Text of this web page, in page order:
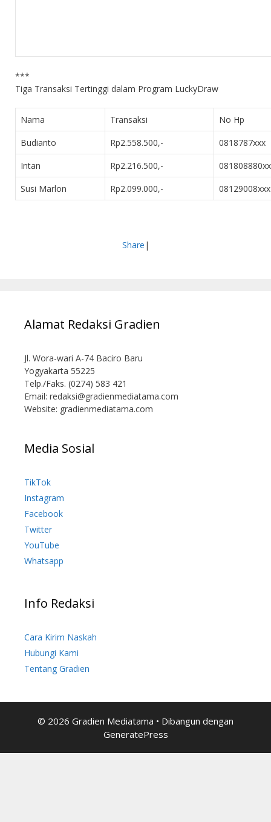
***
Tiga Transaksi Tertinggi dalam Program LuckyDraw
Nama Transaksi
No Hp
Budianto
Rp2.558.500,-
0818787xxx
Intan
Rp2.216.500,-
Susi Marlon
Rp2.099.000,- 08129008xxx
Share |
Alamat Redaksi Gradien
Jl. Wora-wari A-74 Baciro Baru
Yogyakarta 55225
Telp./Faks. (0274) 583 421
Email: redaksi@gradienmediatama.com
Website: gradienmediatama.com
Media Sosial
TikTok
Instagram
Facebook
Twitter
YouTube
Whatsapp
Info Redaksi
Cara Kirim Naskah
Hubungi Kami
Tentang Gradien
© 2026 Gradien Mediatama • Dibangun dengan
GeneratePress